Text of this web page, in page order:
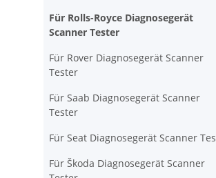
Für Rolls-Royce Diagnosegerät
Scanner Tester
Für Rover Diagnosegerät Scanner
Tester
Für Saab Diagnosegerät Scanner
Tester
Für Seat Diagnosegerät Scanner
Für Škoda Diagnosegerät Scanner